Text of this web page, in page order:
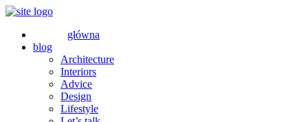
główna
blog
Architecture
Interiors
Advice
Design
Lifestyle